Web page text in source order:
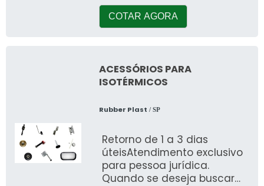
COTAR AGORA
ACESSÓRIOS PARA
ISOTÉRMICOS
Rubber Plast / SP
Retorno de 1 a 3 dias
úteisAtendimento exclusivo
para pessoa jurídica.
Quando se deseja buscar